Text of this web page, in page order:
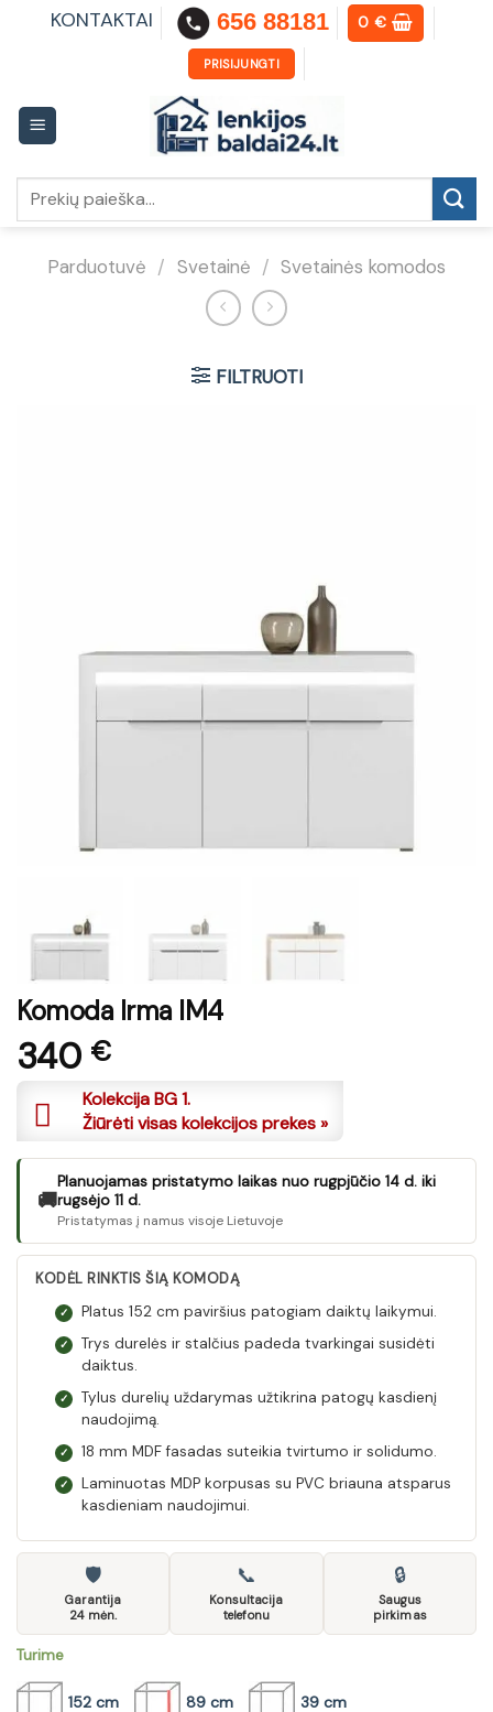
KONTAKTAI 656 88181 0€
PRISIJUNGTI
Parduotuvė / Svetainė / Svetainės komodos
FILTRUOTI
Komoda Irma IM4
340 €
Kolekcija BG 1.
Žiūrėti visas kolekcijos prekes »
🚚
Planuojamas pristatymo laikas nuo rugpjūčio 14 d. iki
rugsėjo 11 d.
Pristatymas į namus visoje Lietuvoje
KODĖL RINKTIS ŠIĄ KOMODĄ
✓ Platus 152 cm paviršius patogiam daiktų laikymui.
✓
Trys durelės ir stalčius padeda tvarkingai susidėti
daiktus.
✓
Tylus durelių uždarymas užtikrina patogų kasdienį
naudojimą.
✓ 18 mm MDF fasadas suteikia tvirtumo ir solidumo.
✓
Laminuotas MDP korpusas su PVC briauna atsparus
kasdieniam naudojimui.
🛡
Garantija
24 mėn.
📞
Konsultacija
telefonu
🔒
Saugus
pirkimas
Turime
152 cm 89 cm 39 cm